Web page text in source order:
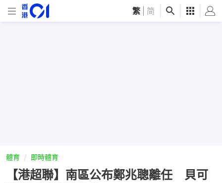
繁 简
體育 即時體育
【港超聯】南區公布鄭兆聰離任 貝可